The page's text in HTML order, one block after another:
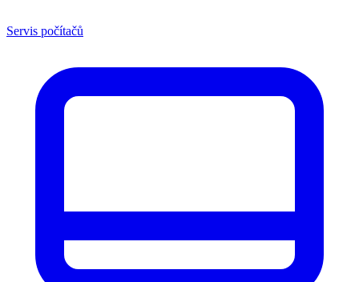
Servis počítačů